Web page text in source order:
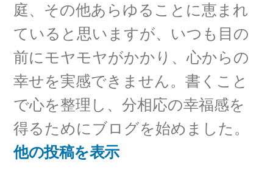
庭、その他あらゆることに恵まれ
ていると思いますが、いつも目の
前にモヤモヤがかかり、心からの
幸せを実感できません。書くこと
で心を整理し、分相応の幸福感を
得るためにブログを始めました。
他の投稿を表示